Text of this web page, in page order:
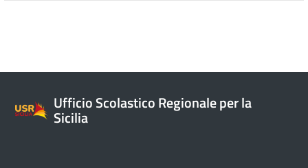
Ufficio Scolastico Regionale per la
Sicilia